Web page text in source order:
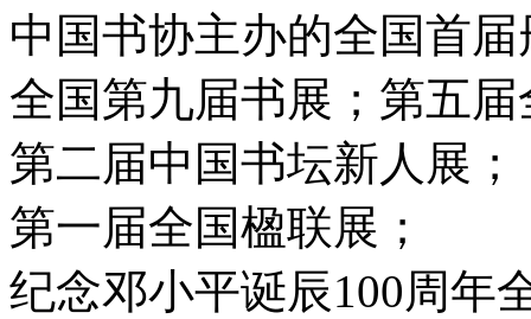
中国书协主办的全国首
全国第九届书展；第五
第二届中国书坛新人展；
第一届全国楹联展；
纪念邓小平诞辰100周年